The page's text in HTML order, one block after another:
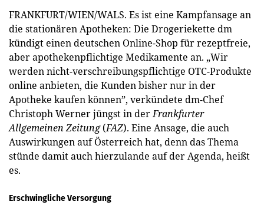
FRANKFURT/WIEN/WALS. Es ist eine Kampfansage an
die stationären Apotheken: Die Drogeriekette dm
kündigt einen deutschen Online-Shop für rezeptfreie,
aber apothekenpflichtige Medikamente an. „Wir
werden nicht-verschreibungspflichtige OTC-Produkte
online anbieten, die Kunden bisher nur in der
Apotheke kaufen können”, verkündete dm-Chef
Christoph Werner jüngst in derFrankfurter
Allgemeinen Zeitung(FAZ). Eine Ansage, die auch
Auswirkungen auf Österreich hat, denn das Thema
stünde damit auch hierzulande auf der Agenda, heißt
es.
Erschwingliche Versorgung